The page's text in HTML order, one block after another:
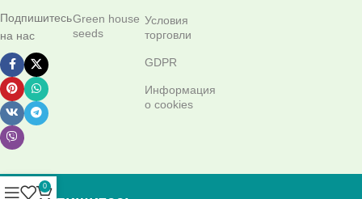
Подпишитесь
на нас
Green house
seeds
Условия
торговли
GDPR
Информация
о cookies
0